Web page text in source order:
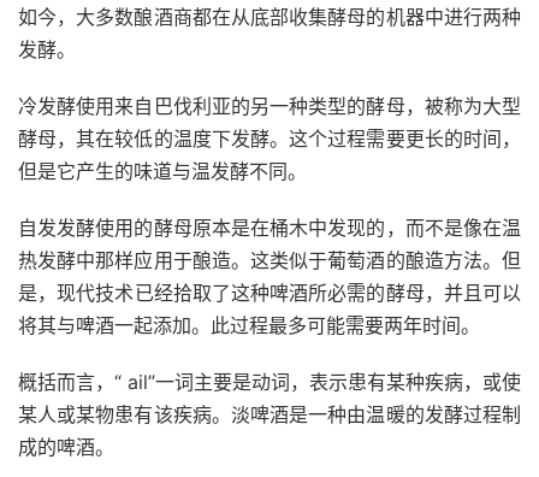
如今，大多数酿酒商都在从底部收集酵母的机器中进行两种
发酵。
冷发酵使用来自巴伐利亚的另一种类型的酵母，被称为大型
酵母，其在较低的温度下发酵。这个过程需要更长的时间，
但是它产生的味道与温发酵不同。
自发发酵使用的酵母原本是在桶木中发现的，而不是像在温
热发酵中那样应用于酿造。这类似于葡萄酒的酿造方法。但
是，现代技术已经拾取了这种啤酒所必需的酵母，并且可以
将其与啤酒一起添加。此过程最多可能需要两年时间。
概括而言，“ ail”一词主要是动词，表示患有某种疾病，或使
某人或某物患有该疾病。淡啤酒是一种由温暖的发酵过程制
成的啤酒。